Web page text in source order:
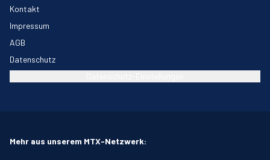
Kontakt
Impressum
AGB
Datenschutz
Mehr aus unserem MTX-Netzwerk: